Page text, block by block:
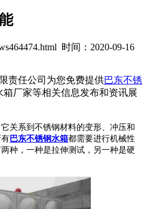
时间：2020-09-16
责任公司为您免费提供巴东不锈
箱厂家等相关信息发布和资讯展
关系到不锈钢材料的变形、冲压和
巴东不锈钢水箱都需要进行机械性
种，一种是拉伸测试，另一种是硬